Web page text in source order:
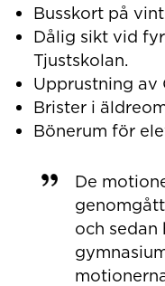
Busskort på
Dålig sikt vid
Tjustskolan.
Upprustning av
Brister i
Bönerum för
De
och sedan